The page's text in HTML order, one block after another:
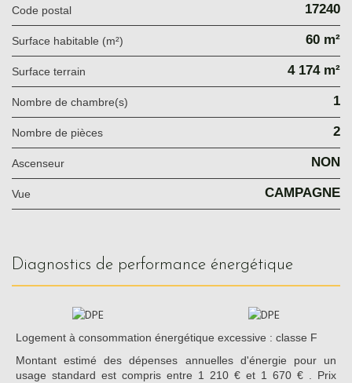
Code postal 17240
Surface habitable (m²) 60 m²
surface terrain 4 174 m²
Nombre de chambre(s) 1
Nombre de pièces 2
Ascenseur NON
Vue CAMPAGNE
diagnostics de performance énergétique
Logement à consommation énergétique excessive : classe F
Montant estimé des dépenses annuelles d'énergie pour un
usage standard est compris entre 1 210 € et 1 670 € . Prix